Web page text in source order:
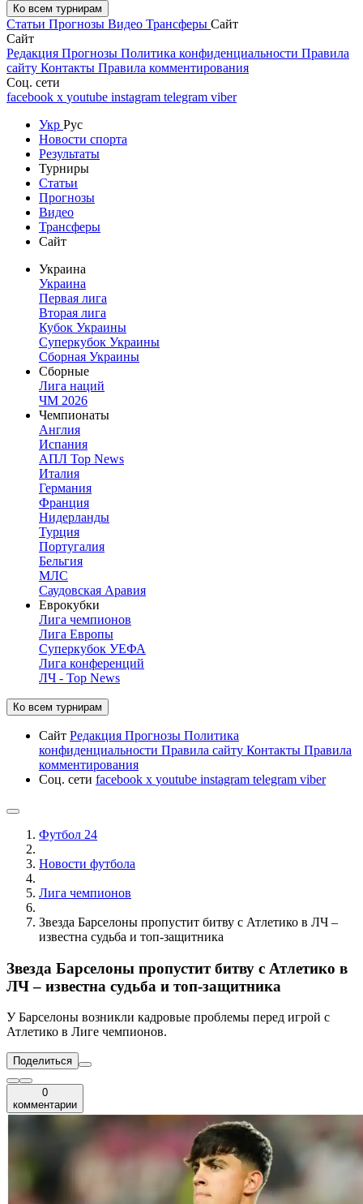
Ко всем турнирам
Статьи Прогнозы Видео Трансферы Сайт
Сайт
Редакция Прогнозы Политика конфиденциальности Правила
сайту Контакты Правила комментирования
Соц. сети
facebook x youtube instagram telegram viber
Укр Рус
Новости спорта
Результаты
Турниры
Статьи
Прогнозы
Видео
Трансферы
Сайт
Украина
Украина
Первая лига
Вторая лига
Кубок Украины
Суперкубок Украины
Сборная Украины
Сборные
Лига наций
ЧМ 2026
Чемпионаты
Англия
Испания
АПЛ Top News
Италия
Германия
Франция
Нидерланды
Турция
Португалия
Бельгия
МЛС
Саудовская Аравия
Еврокубки
Лига чемпионов
Лига Европы
Суперкубок УЕФА
Лига конференций
ЛЧ - Top News
Ко всем турнирам
Сайт Редакция Прогнозы Политика
конфиденциальности Правила сайту Контакты Правила
комментирования
Соц. сети facebook x youtube instagram telegram viber
Футбол 24
Новости футбола
Лига чемпионов
Звезда Барселоны пропустит битву с Атлетико в ЛЧ –
известна судьба и топ-защитника
Звезда Барселоны пропустит битву с Атлетико в
ЛЧ – известна судьба и топ-защитника
У Барселоны возникли кадровые проблемы перед игрой с
Атлетико в Лиге чемпионов.
Поделиться
0
комментарии